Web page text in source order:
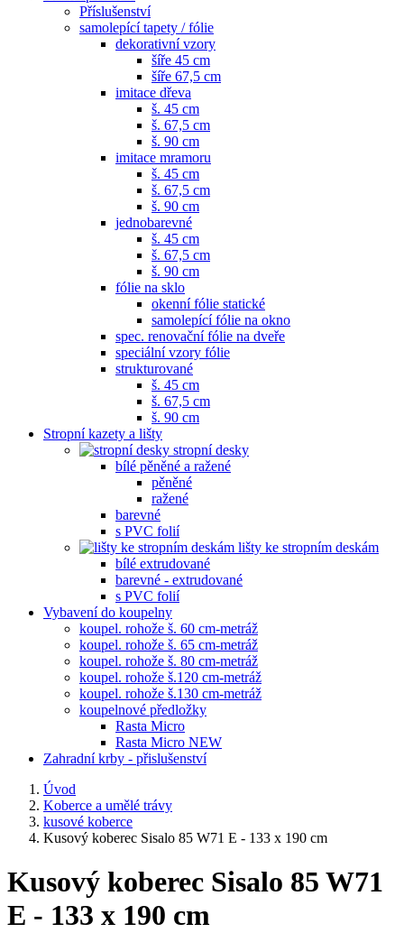
Příslušenství
samolepící tapety / fólie
dekorativní vzory
šíře 45 cm
šíře 67,5 cm
imitace dřeva
š. 45 cm
š. 67,5 cm
š. 90 cm
imitace mramoru
š. 45 cm
š. 67,5 cm
š. 90 cm
jednobarevné
š. 45 cm
š. 67,5 cm
š. 90 cm
fólie na sklo
okenní fólie statické
samolepící fólie na okno
spec. renovační fólie na dveře
speciální vzory fólie
strukturované
š. 45 cm
š. 67,5 cm
š. 90 cm
Stropní kazety a lišty
stropní desky
bílé pěněné a ražené
pěněné
ražené
barevné
s PVC folií
lišty ke stropním deskám
bílé extrudované
barevné - extrudované
s PVC folií
Vybavení do koupelny
koupel. rohože š. 60 cm-metráž
koupel. rohože š. 65 cm-metráž
koupel. rohože š. 80 cm-metráž
koupel. rohože š.120 cm-metráž
koupel. rohože š.130 cm-metráž
koupelnové předložky
Rasta Micro
Rasta Micro NEW
Zahradní krby - přislušenství
Úvod
Koberce a umělé trávy
kusové koberce
Kusový koberec Sisalo 85 W71 E - 133 x 190 cm
Kusový koberec Sisalo 85 W71
E - 133 x 190 cm